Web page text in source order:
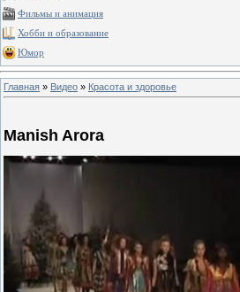
Фильмы и анимация
Хобби и образование
Юмор
Главная » Видео » Красота и здоровье
Manish Arora